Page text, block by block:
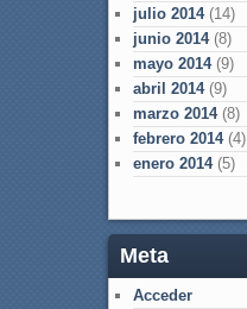
julio 2014(14)
junio 2014(8)
mayo 2014(9)
abril 2014(9)
marzo 2014(8)
febrero 2014(4)
enero 2014(5)
Meta
Acceder